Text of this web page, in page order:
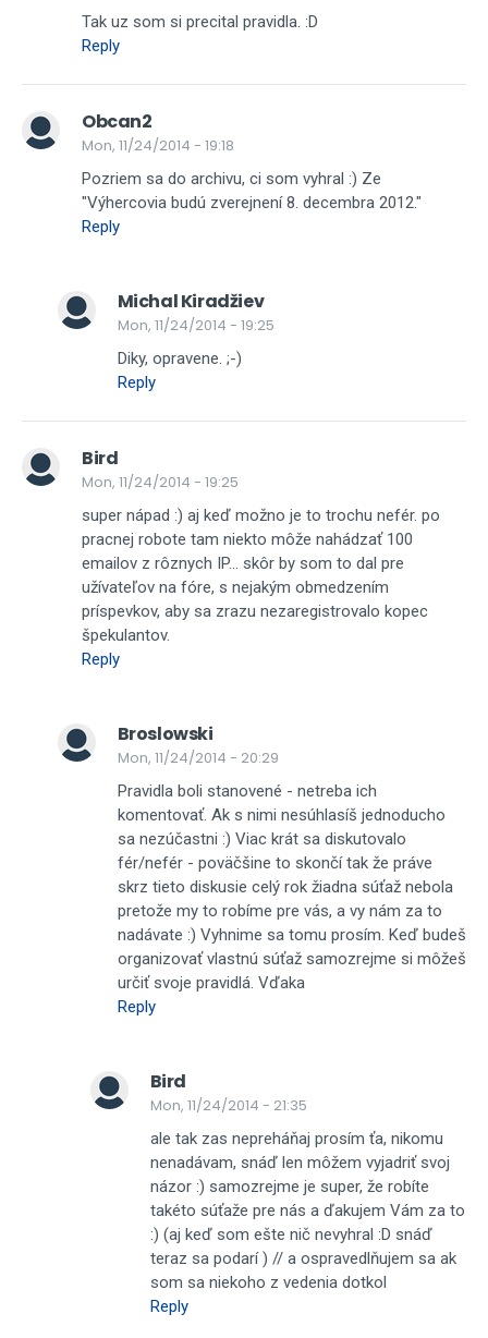
Tak uz som si precital pravidla. :D
Reply
Obcan2
Mon, 11/24/2014 - 19:18
Pozriem sa do archivu, ci som vyhral :) Ze
"Výhercovia budú zverejnení 8. decembra 2012."
Reply
Michal Kiradžiev
Mon, 11/24/2014 - 19:25
Diky, opravene. ;-)
Reply
Bird
Mon, 11/24/2014 - 19:25
super nápad :) aj keď možno je to trochu nefér. po
pracnej robote tam niekto môže nahádzať 100
emailov z rôznych IP... skôr by som to dal pre
užívateľov na fóre, s nejakým obmedzením
príspevkov, aby sa zrazu nezaregistrovalo kopec
špekulantov.
Reply
Broslowski
Mon, 11/24/2014 - 20:29
Pravidla boli stanovené - netreba ich
komentovať. Ak s nimi nesúhlasíš jednoducho
sa nezúčastni :) Viac krát sa diskutovalo
fér/nefér - poväčšine to skončí tak že práve
skrz tieto diskusie celý rok žiadna súťaž nebola
pretože my to robíme pre vás, a vy nám za to
nadávate :) Vyhnime sa tomu prosím. Keď budeš
organizovať vlastnú súťaž samozrejme si môžeš
určiť svoje pravidlá. Vďaka
Reply
Bird
Mon, 11/24/2014 - 21:35
ale tak zas nepreháňaj prosím ťa, nikomu
nenadávam, snáď len môžem vyjadriť svoj
názor :) samozrejme je super, že robíte
takéto súťaže pre nás a ďakujem Vám za to
:) (aj keď som ešte nič nevyhral :D snáď
teraz sa podarí ) // a ospravedlňujem sa ak
som sa niekoho z vedenia dotkol
Reply